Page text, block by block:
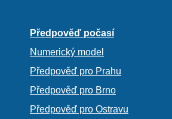
Předpověď počasí
Numerický model
Předpověď pro Prahu
Předpověď pro Brno
Předpověď pro Ostravu